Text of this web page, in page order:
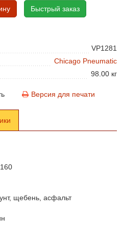
Быстрый заказ
VP1281
Chicago Pneumatic
98.00 кг
Версия для печати
щебень, асфальт